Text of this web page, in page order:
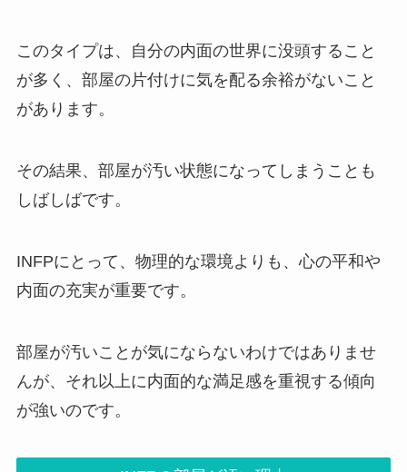
このタイプは、自分の内面の世界に没頭すること
が多く、部屋の片付けに気を配る余裕がないこと
があります。
その結果、部屋が汚い状態になってしまうことも
しばしばです。
INFPにとって、物理的な環境よりも、心の平和や
内面の充実が重要です。
部屋が汚いことが気にならないわけではありませ
んが、それ以上に内面的な満足感を重視する傾向
が強いのです。